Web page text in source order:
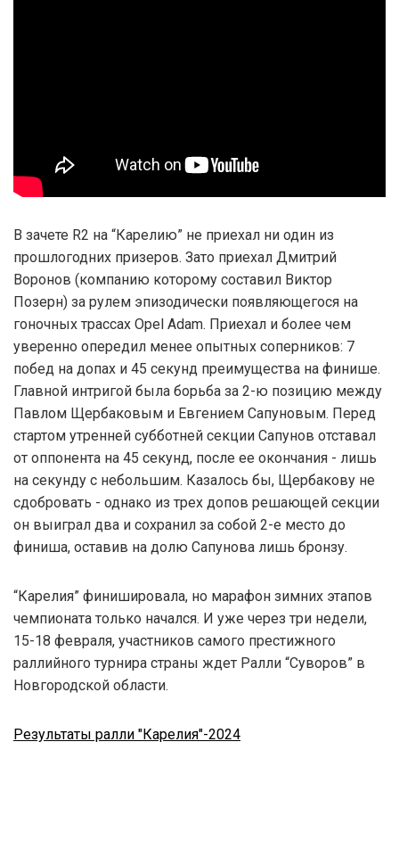
В зачете R2 на “Карелию” не приехал ни один из
прошлогодних призеров. Зато приехал Дмитрий
Воронов (компанию которому составил Виктор
Позерн) за рулем эпизодически появляющегося на
гоночных трассах Opel Adam. Приехал и более чем
уверенно опередил менее опытных соперников: 7
побед на допах и 45 секунд преимущества на финише.
Главной интригой была борьба за 2-ю позицию между
Павлом Щербаковым и Евгением Сапуновым. Перед
стартом утренней субботней секции Сапунов отставал
от оппонента на 45 секунд, после ее окончания - лишь
на секунду с небольшим. Казалось бы, Щербакову не
сдобровать - однако из трех допов решающей секции
он выиграл два и сохранил за собой 2-е место до
финиша, оставив на долю Сапунова лишь бронзу.
“Карелия” финишировала, но марафон зимних этапов
чемпионата только начался. И уже через три недели,
15-18 февраля, участников самого престижного
раллийного турнира страны ждет Ралли “Суворов” в
Новгородской области.
Результаты ралли "Карелия"-2024